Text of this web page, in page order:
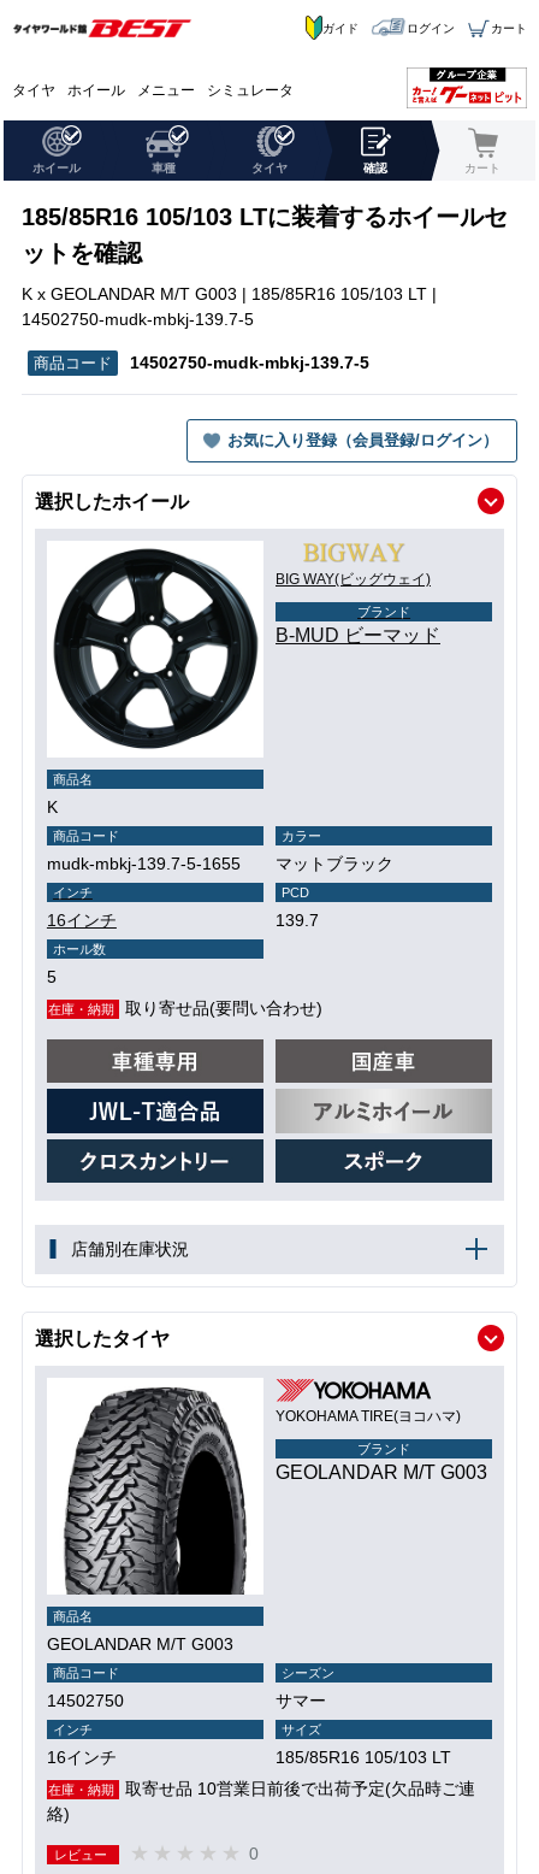
タイヤ ホイール メニュー シミュレータ
ガイド ログイン カート
ホイール 車種 タイヤ 確認 カート
185/85R16 105/103 LTに装着するホイールセ
ットを確認
K x GEOLANDAR M/T G003 | 185/85R16 105/103 LT |
14502750-mudk-mbkj-139.7-5
14502750-mudk-mbkj-139.7-5
お気に入り登録（会員登録/ログイン）
選択したホイール
BIG WAY(ビッグウェイ)
ブランド
B-MUD ビーマッド
商品名
K
商品コード
mudk-mbkj-139.7-5-1655
カラー
マットブラック
インチ
16インチ
PCD
139.7
ホール数
5
在庫・納期 取り寄せ品(要問い合わせ)
店舗別在庫状況
選択したタイヤ
YOKOHAMA TIRE(ヨコハマ)
ブランド
GEOLANDAR M/T G003
商品名
GEOLANDAR M/T G003
商品コード
14502750
シーズン
サマー
インチ
16インチ
サイズ
185/85R16 105/103 LT
在庫・納期
取寄せ品 10営業日前後で出荷予定(欠品時ご連
絡)
レビュー 0